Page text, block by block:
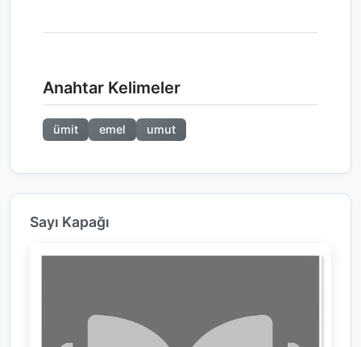
Anahtar Kelimeler
ümit emel umut
Sayı Kapağı